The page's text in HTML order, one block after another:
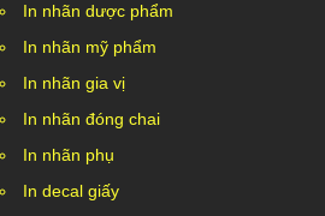
In nhãn dược phẩm
In nhãn mỹ phẩm
In nhãn gia vị
In nhãn đóng chai
In nhãn phụ
In decal giấy